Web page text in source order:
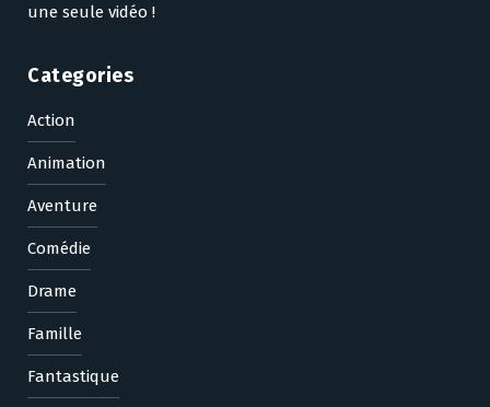
une seule vidéo !
Categories
Action
Animation
Aventure
Comédie
Drame
Famille
Fantastique